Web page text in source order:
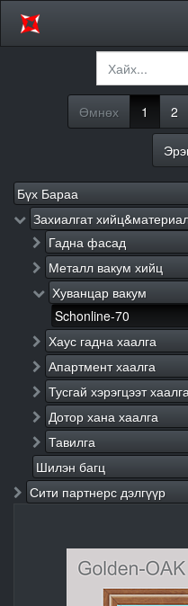
Өмнөх 1 2
Бүх Бараа
Захиалгат
Гадна фасад
Металл вакум хийц
Хуванцар вакум
Schonline-70
Хаус гадна хаалга
Апартмент хаалга
Тусгай хэрэгцээт
Дотор хана хаалга
Тавилга
Шилэн багц
Сити партнерс дэлгүүр